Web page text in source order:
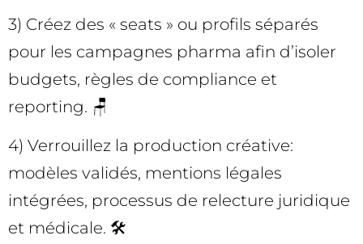
3) Créez des « seats » ou profils séparés
pour les campagnes pharma afin d’isoler
budgets, règles de compliance et
reporting. 🪑
4) Verrouillez la production créative:
modèles validés, mentions légales
intégrées, processus de relecture juridique
et médicale. 🛠️